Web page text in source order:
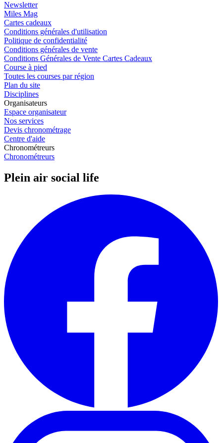
Newsletter
Miles Mag
Cartes cadeaux
Conditions générales d'utilisation
Politique de confidentialité
Conditions générales de vente
Conditions Générales de Vente Cartes Cadeaux
Course à pied
Toutes les courses par région
Plan du site
Disciplines
Organisateurs
Espace organisateur
Nos services
Devis chronométrage
Centre d'aide
Chronométreurs
Chronométreurs
Plein air social life